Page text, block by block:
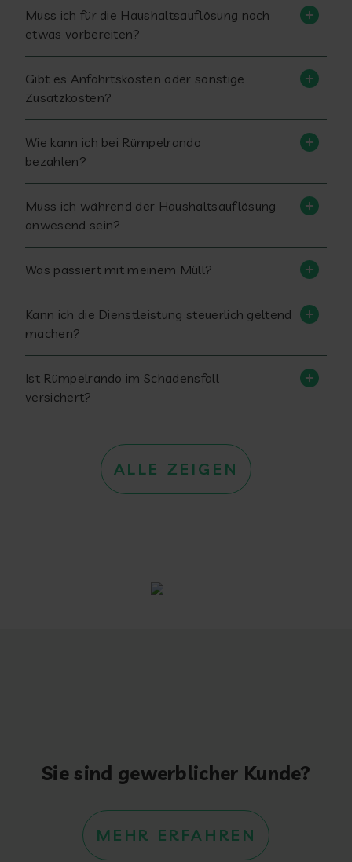
Muss ich für die Haushaltsauflösung noch
etwas vorbereiten?
Gibt es Anfahrtskosten oder sonstige
Zusatzkosten?
Wie kann ich bei Rümpelrando
bezahlen?
Muss ich während der Haushaltsauflösung
anwesend sein?
Was passiert mit meinem Müll?
Kann ich die Dienstleistung steuerlich geltend
machen?
Ist Rümpelrando im Schadensfall
versichert?
ALLE ZEIGEN
Sie sind gewerblicher Kunde?
MEHR ERFAHREN